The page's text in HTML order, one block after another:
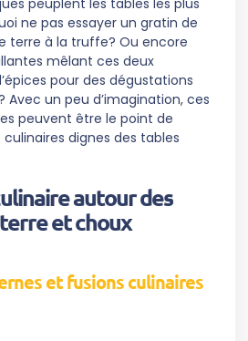
peuplent les tables les plus
ne pas essayer un gratin de
terre à la truffe? Ou encore
mêlant ces deux
pour des dégustations
Avec un peu d’imagination, ces
peuvent être le point de
dignes des tables
autour des
et choux
et fusions culinaires